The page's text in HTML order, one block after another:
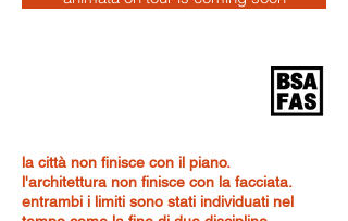
la città non finisce con il piano.
l'architettura non finisce con la facciata.
entrambi i limiti sono stati individuati nel